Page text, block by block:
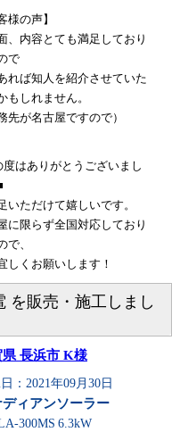
様の声】
、内容とても満足しており
で
れば知人を紹介させていた
もしれません。
先が名古屋ですので）
度はありがとうございまし
いただけて嬉しいです。
に限らず全国対応しており
で、
しくお願いします！
を販売・施工しまし
県 長浜市 K様
：2021年09月30日
ディアンソーラー
300MS 6.3kW